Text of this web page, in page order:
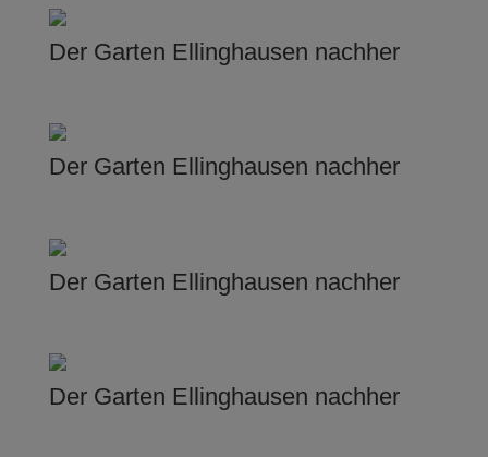
Der Garten Ellinghausen nachher
Der Garten Ellinghausen nachher
Der Garten Ellinghausen nachher
Der Garten Ellinghausen nachher